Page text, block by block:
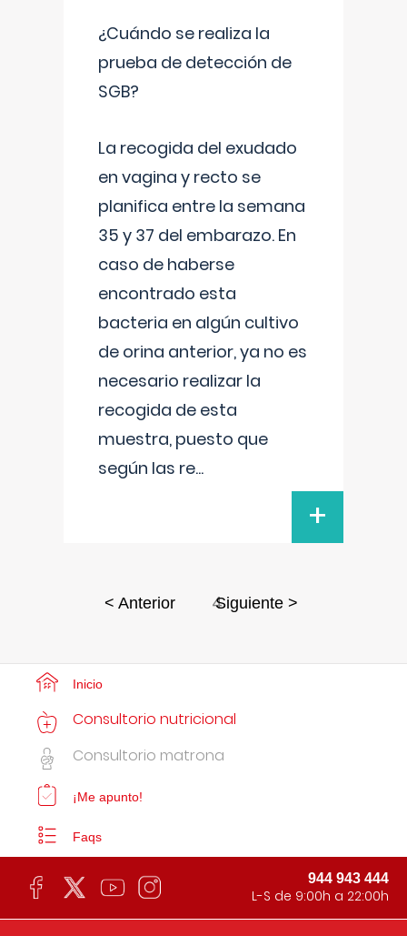
¿Cuándo se realiza la
prueba de detección de
SGB?
La recogida del exudado
en vagina y recto se
planifica entre la semana
35 y 37 del embarazo. En
caso de haberse
encontrado esta
bacteria en algún cultivo
de orina anterior, ya no es
necesario realizar la
recogida de esta
muestra, puesto que
según las re...
+
< Anterior 4
Siguiente >
Inicio
Consultorio nutricional
Consultorio matrona
¡Me apunto!
Faqs
944 943 444
L-S de 9:00h a 22:00h